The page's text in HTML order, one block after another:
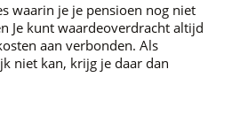
waarin je je pensioen nog niet
Je kunt waardeoverdracht altijd
aan verbonden. Als
niet kan, krijg je daar dan